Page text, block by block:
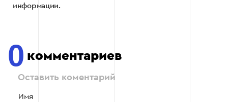
информации.
0 комментариев
Оставить коментарий
Имя